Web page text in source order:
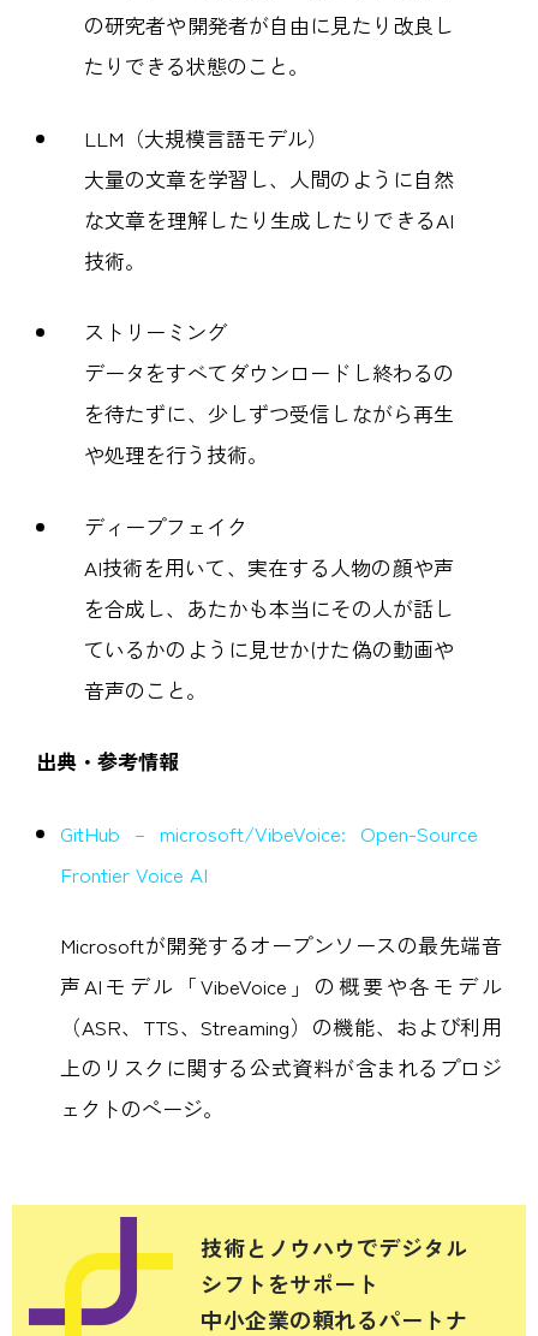
の研究者や開発者が自由に見たり改良し
たりできる状態のこと。
LLM（大規模言語モデル）
大量の文章を学習し、人間のように自然
な文章を理解したり生成したりできるAI
技術。
ストリーミング
データをすべてダウンロードし終わるの
を待たずに、少しずつ受信しながら再生
や処理を行う技術。
ディープフェイク
AI技術を用いて、実在する人物の顔や声
を合成し、あたかも本当にその人が話し
ているかのように見せかけた偽の動画や
音声のこと。
出典・参考情報
GitHub – microsoft/VibeVoice: Open-Source
Frontier Voice AI
Microsoftが開発するオープンソースの最先端音
声AIモデル「VibeVoice」の概要や各モデル
（ASR、TTS、Streaming）の機能、および利用
上のリスクに関する公式資料が含まれるプロジ
ェクトのページ。
技術とノウハウでデジタル
シフトをサポート
中小企業の頼れるパートナ